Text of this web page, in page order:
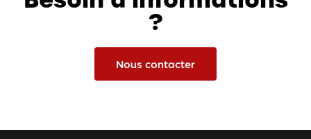
?
Nous contacter